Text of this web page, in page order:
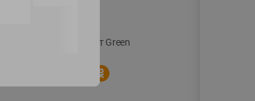
Корпоративный сайт Green